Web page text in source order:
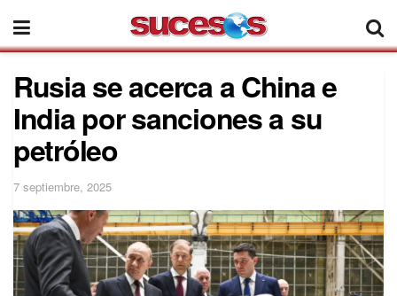
Rusia se acerca a China e
India por sanciones a su
petróleo
7 septiembre, 2025